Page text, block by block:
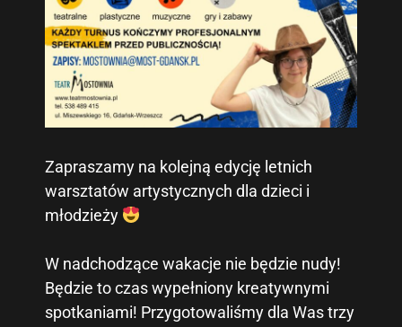
Zapraszamy na kolejną edycję letnich
warsztatów artystycznych dla dzieci i
młodzieży
W nadchodzące wakacje nie będzie nudy!
Będzie to czas wypełniony kreatywnymi
spotkaniami! Przygotowaliśmy dla Was trzy